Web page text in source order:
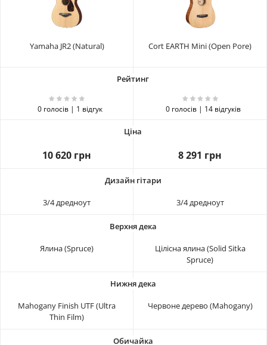
Yamaha JR2 (Natural) Cort EARTH Mini (Open Pore)
0 голосів | 1 відгук 0 голосів | 14 відгуків
10 620 грн 8 291 грн
3/4 дредноут 3/4 дредноут
Ялина (Spruce)
Цілісна ялина (Solid Sitka
Spruce)
Mahogany Finish UTF (Ultra
Thin Film)
Червоне дерево (Mahogany)